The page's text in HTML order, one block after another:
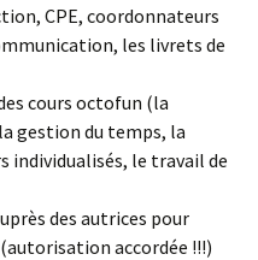
CPE, coordonnateurs
les livrets de
cours octofun (la
gestion du temps, la
le travail de
des autrices pour
accordée !!!)